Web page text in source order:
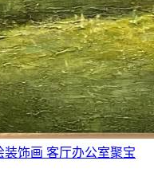
饰画 客厅办公室聚宝